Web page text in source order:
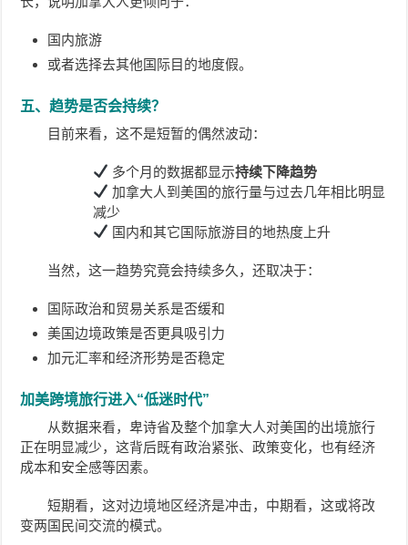
国内旅游
或者选择去其他国际目的地度假。
五、趋势是否会持续？
目前来看，这不是短暂的偶然波动：
多个月的数据都显示持续下降趋势
加拿大人到美国的旅行量与过去几年相比明显
减少
国内和其它国际旅游目的地热度上升
当然，这一趋势究竟会持续多久，还取决于：
国际政治和贸易关系是否缓和
美国边境政策是否更具吸引力
加元汇率和经济形势是否稳定
加美跨境旅行进入“低迷时代”
从数据来看，卑诗省及整个加拿大人对美国的出境旅行
正在明显减少，这背后既有政治紧张、政策变化，也有经济
成本和安全感等因素。
短期看，这对边境地区经济是冲击，中期看，这或将改
变两国民间交流的模式。